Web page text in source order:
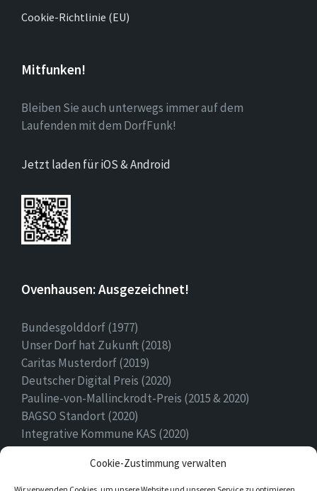
Cookie-Zustimmung verwalten
Cookie-Richtlinie (EU)
Mitfunken!
Bleiben Sie auch unterwegs immer auf dem
Laufenden mit dem DorfFunk!
Jetzt laden für iOS & Android
Ovenhausen: Ausgezeichnet!
Bundesgolddorf (1977)
Unser Dorf hat Zukunft (2018)
Caritas Musterdorf (2019)
Deutscher Digital Preis (2020)
Pauline-von-Mallinckrodt-Preis (2015 & 2020)
BAGSO Standort (2020)
Integrative Kommune KAS (2020)
Ehrenamtspreis Stadt Höxter (2020)
Heimatpreis (2022)